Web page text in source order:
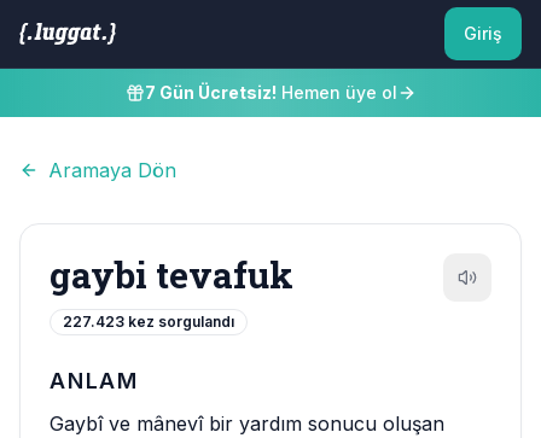
Giriş
7 Gün Ücretsiz! Hemen üye ol
Aramaya Dön
gaybi tevafuk
227.423 kez sorgulandı
ANLAM
Gaybî ve mânevî bir yardım sonucu oluşan